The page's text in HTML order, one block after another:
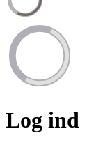
Log ind